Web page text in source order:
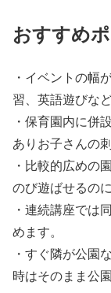
おすすめ
・イベントの幅
習、英語遊びな
・保育園内に併
ありお子さんの刺
・比較的広めの
のび遊ばせるの
・連続講座では
めます。
・すぐ隣が公園
時はそのまま公